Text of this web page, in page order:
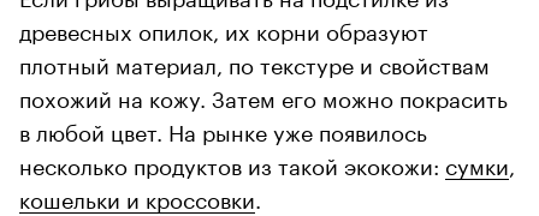
древесных опилок, их корни образуют
плотный материал, по текстуре и свойствам
похожий на кожу. Затем его можно покрасить
в любой цвет. На рынке уже появилось
несколько продуктов из такой экокожи: сумки
кошельки и кроссовки